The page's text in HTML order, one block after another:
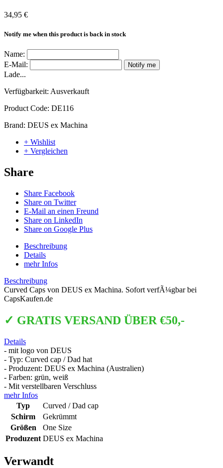
34,95 €
Notify me when this product is back in stock
Name:
E-Mail:
Notify me
Lade...
Verfügbarkeit: Ausverkauft
Product Code: DE116
Brand: DEUS ex Machina
+ Wishlist
+ Vergleichen
Share
Share Facebook
Share on Twitter
E-Mail an einen Freund
Share on LinkedIn
Share on Google Plus
Beschreibung
Details
mehr Infos
Beschreibung
Curved Caps von DEUS ex Machina. Sofort verfÃ¼gbar bei
CapsKaufen.de
✓ GRATIS VERSAND ÜBER €50,-
Details
- mit logo von DEUS
- Typ: Curved cap / Dad hat
- Produzent: DEUS ex Machina (Australien)
- Farben: grün, weiß
- Mit verstellbaren Verschluss
mehr Infos
Typ
Curved / Dad cap
Schirm
Gekrümmt
Größen
One Size
Produzent DEUS ex Machina
Verwandt